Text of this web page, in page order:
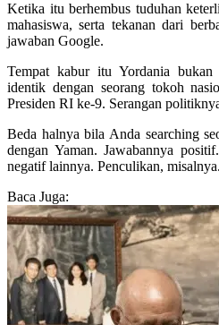
Ketika itu berhembus tuduhan
mahasiswa, serta tekanan dari
jawaban Google.
Tempat kabur itu Yordania bukan
identik dengan seorang tokoh
Presiden RI ke-9. Serangan
Beda halnya bila Anda searching
dengan Yaman. Jawabannya
negatif lainnya. Penculikan, misalnya.
Baca Juga: